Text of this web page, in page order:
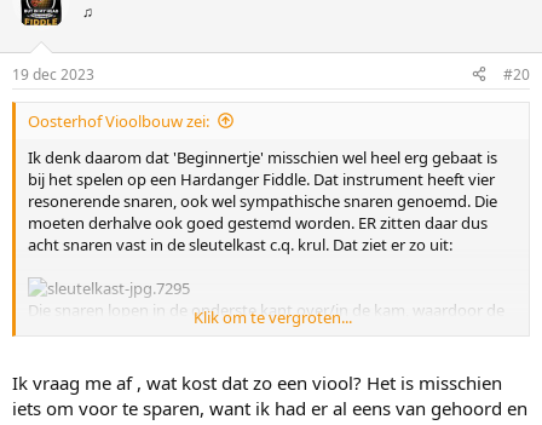
♫
19 dec 2023 #20
Oosterhof Vioolbouw zei:
Ik denk daarom dat 'Beginnertje' misschien wel heel erg gebaat is
bij het spelen op een Hardanger Fiddle. Dat instrument heeft vier
resonerende snaren, ook wel sympathische snaren genoemd. Die
moeten derhalve ook goed gestemd worden. ER zitten daar dus
acht snaren vast in de sleutelkast c.q. krul. Dat ziet er zo uit:
Die snaren lopen in de onderste kant over/in de kam, waardoor de
kam een heel speciale constructie heeft:
Het gaat nu een beetje bezijden het onderwerp lopen, maar ik
noemde dit om Beginnertje er op te attenderen dat dit voor haar
Klik om te vergroten...
Ik vraag me af , wat kost dat zo een viool? Het is misschien
iets om voor te sparen, want ik had er al eens van gehoord en